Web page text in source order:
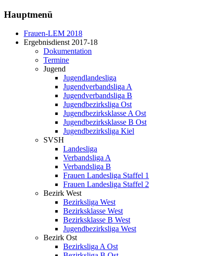
Hauptmenü
Frauen-LEM 2018
Ergebnisdienst 2017-18
Dokumentation
Termine
Jugend
Jugendlandesliga
Jugendverbandsliga A
Jugendverbandsliga B
Jugendbezirksliga Ost
Jugendbezirksklasse A Ost
Jugendbezirksklasse B Ost
Jugendbezirksliga Kiel
SVSH
Landesliga
Verbandsliga A
Verbandsliga B
Frauen Landesliga Staffel 1
Frauen Landesliga Staffel 2
Bezirk West
Bezirksliga West
Bezirksklasse West
Bezirksklasse B West
Jugendbezirksliga West
Bezirk Ost
Bezirksliga A Ost